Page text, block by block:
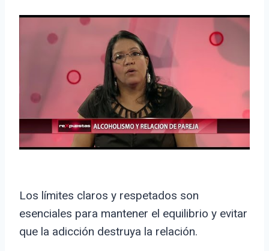
Los límites claros y respetados son
esenciales para mantener el equilibrio y evitar
que la adicción destruya la relación.